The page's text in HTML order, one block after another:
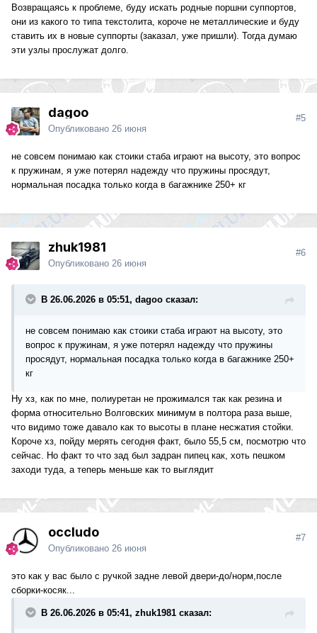
Возвращаясь к проблеме, буду искать родные поршни суппортов,
они из какого то типа текстолита, короче не металлические и буду
ставить их в новые суппорты (заказал, уже пришли). Тогда думаю
эти узлы прослужат долго.
dagoo
Опубликовано 26 июня
#5
не совсем понимаю как стоики стаба играют на высоту, это вопрос
к пружинам, я уже потерял надежду что пружины просядут,
нормальная посадка только когда в багажнике 250+ кг
zhuk1981
Опубликовано 26 июня
#6
В 26.06.2026 в 05:51, dagoo сказал:
не совсем понимаю как стоики стаба играют на высоту, это
вопрос к пружинам, я уже потерял надежду что пружины
просядут, нормальная посадка только когда в багажнике 250+
кг
Ну хз, как по мне, полиуретан не прожимался так как резина и
форма относительно Волговских минимум в полтора раза выше,
что видимо тоже давало как то высоты в плане несжатия стойки.
Короче хз, пойду мерять сегодня факт, было 55,5 см, посмотрю что
сейчас. Но факт то что зад был задран пипец как, хоть пешком
заходи туда, а теперь меньше как то выглядит
occludo
Опубликовано 26 июня
#7
это как у вас было с ручкой задне левой двери-до/норм,после
сборки-косяк...
В 26.06.2026 в 05:41, zhuk1981 сказал: